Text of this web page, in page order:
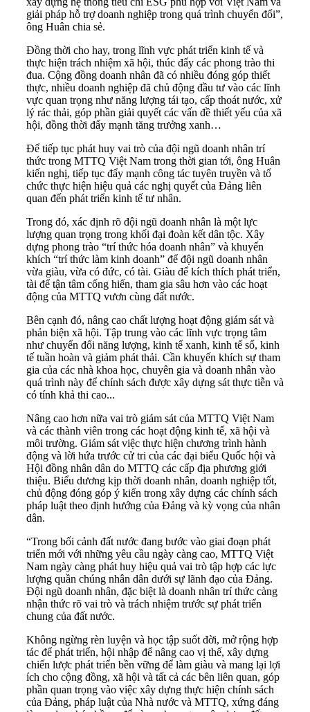
giải pháp hỗ trợ doanh nghiệp trong quá trình chuyển đổi”,
ông Huân chia sẻ.
Đồng thời cho hay, trong lĩnh vực phát triển kinh tế và
thực hiện trách nhiệm xã hội, thúc đẩy các phong trào thi
đua. Cộng đồng doanh nhân đã có nhiều đóng góp thiết
thực, nhiều doanh nghiệp đã chủ động đầu tư vào các lĩnh
vực quan trọng như năng lượng tái tạo, cấp thoát nước, xử
lý rác thải, góp phần giải quyết các vấn đề thiết yếu của xã
hội, đồng thời đẩy mạnh tăng trưởng xanh…
Để tiếp tục phát huy vai trò của đội ngũ doanh nhân trí
thức trong MTTQ Việt Nam trong thời gian tới, ông Huân
kiến nghị, tiếp tục đẩy mạnh công tác tuyên truyền và tổ
chức thực hiện hiệu quả các nghị quyết của Đảng liên
quan đến phát triển kinh tế tư nhân.
Trong đó, xác định rõ đội ngũ doanh nhân là một lực
lượng quan trọng trong khối đại đoàn kết dân tộc. Xây
dựng phong trào “trí thức hóa doanh nhân” và khuyến
khích “trí thức làm kinh doanh” để đội ngũ doanh nhân
vừa giàu, vừa có đức, có tài. Giàu để kích thích phát triển,
tài để tận tâm cống hiến, tham gia sâu hơn vào các hoạt
động của MTTQ vươn cùng đất nước.
Bên cạnh đó, nâng cao chất lượng hoạt động giám sát và
phản biện xã hội. Tập trung vào các lĩnh vực trọng tâm
như chuyển đổi năng lượng, kinh tế xanh, kinh tế số, kinh
tế tuần hoàn và giảm phát thải. Cần khuyến khích sự tham
gia của các nhà khoa học, chuyên gia và doanh nhân vào
quá trình này để chính sách được xây dựng sát thực tiễn và
có tính khả thi cao...
Nâng cao hơn nữa vai trò giám sát của MTTQ Việt Nam
và các thành viên trong các hoạt động kinh tế, xã hội và
môi trường. Giám sát việc thực hiện chương trình hành
động và lời hứa trước cử tri của các đại biểu Quốc hội và
Hội đồng nhân dân do MTTQ các cấp địa phương giới
thiệu. Biểu dương kịp thời doanh nhân, doanh nghiệp tốt,
chủ động đóng góp ý kiến trong xây dựng các chính sách
pháp luật theo định hướng của Đảng và kỳ vọng của nhân
dân.
“Trong bối cảnh đất nước đang bước vào giai đoạn phát
triển mới với những yêu cầu ngày càng cao, MTTQ Việt
Nam ngày càng phát huy hiệu quả vai trò tập hợp các lực
lượng quần chúng nhân dân dưới sự lãnh đạo của Đảng.
Đội ngũ doanh nhân, đặc biệt là doanh nhân trí thức càng
nhận thức rõ vai trò và trách nhiệm trước sự phát triển
chung của đất nước.
Không ngừng rèn luyện và học tập suốt đời, mở rộng hợp
tác để phát triển, hội nhập để nâng cao vị thế, xây dựng
chiến lược phát triển bền vững để làm giàu và mang lại lợi
ích cho cộng đồng, xã hội và tất cả các bên liên quan, góp
phần quan trọng vào việc xây dựng thực hiện chính sách
của Đảng, pháp luật của Nhà nước và MTTQ, xứng đáng